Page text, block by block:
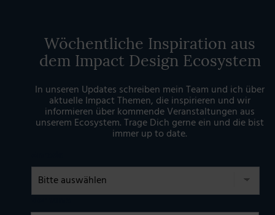
Wöchentliche Inspiration aus
dem Impact Design Ecosystem
In unseren Updates schreiben mein Team und ich über
aktuelle Impact Themen, die inspirieren und wir
informieren über kommende Veranstaltungen aus
unserem Ecosystem. Trage Dich gerne ein und die bist
immer up to date.